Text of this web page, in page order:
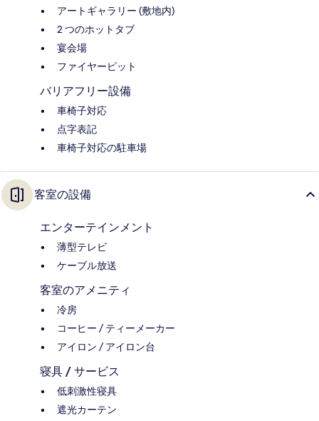
アートギャラリー (敷地内)
2 つのホットタブ
宴会場
ファイヤーピット
バリアフリー設備
車椅子対応
点字表記
車椅子対応の駐車場
客室の設備
エンターテインメント
薄型テレビ
ケーブル放送
客室のアメニティ
冷房
コーヒー / ティーメーカー
アイロン / アイロン台
寝具 / サービス
低刺激性寝具
遮光カーテン